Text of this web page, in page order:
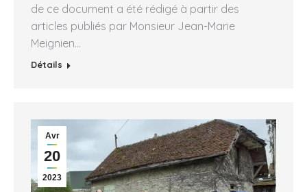
de ce document a été rédigé à partir des
articles publiés par Monsieur Jean-Marie
Meignien…
Détails
Avr
20
2023